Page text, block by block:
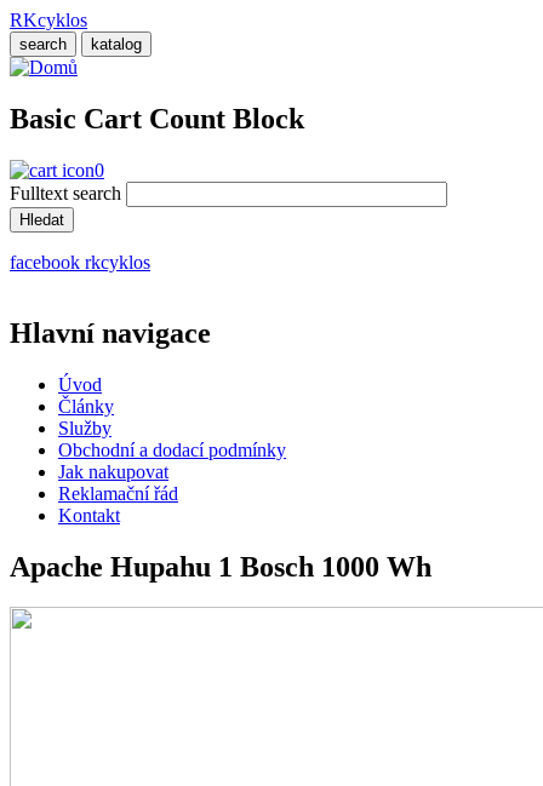
Přejít
k
hlavnímu
RKcyklos
search katalog
Basic Cart Count Block
0
Fulltext search
facebook rkcyklos
Hlavní navigace
Úvod
Články
Služby
Obchodní a dodací podmínky
Jak nakupovat
Reklamační řád
Kontakt
Apache Hupahu 1 Bosch 1000 Wh